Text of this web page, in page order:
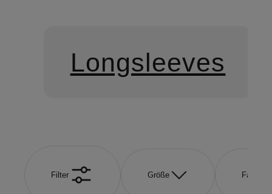
Longsleeves
Filter Größe Farbe